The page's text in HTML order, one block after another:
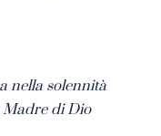
nella solennità
di Dio